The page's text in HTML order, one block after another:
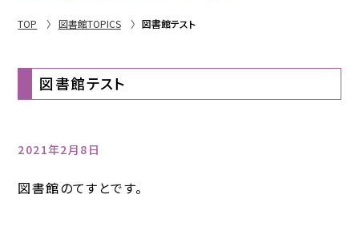
TOP 図書館TOPICS 図書館テスト
図書館テスト
2021年2月8日
図書館のてすとです。